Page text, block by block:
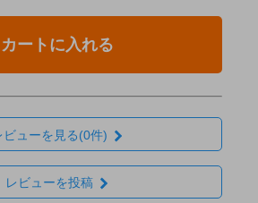
カートに入れる
ビューを見る(0件)
レビューを投稿